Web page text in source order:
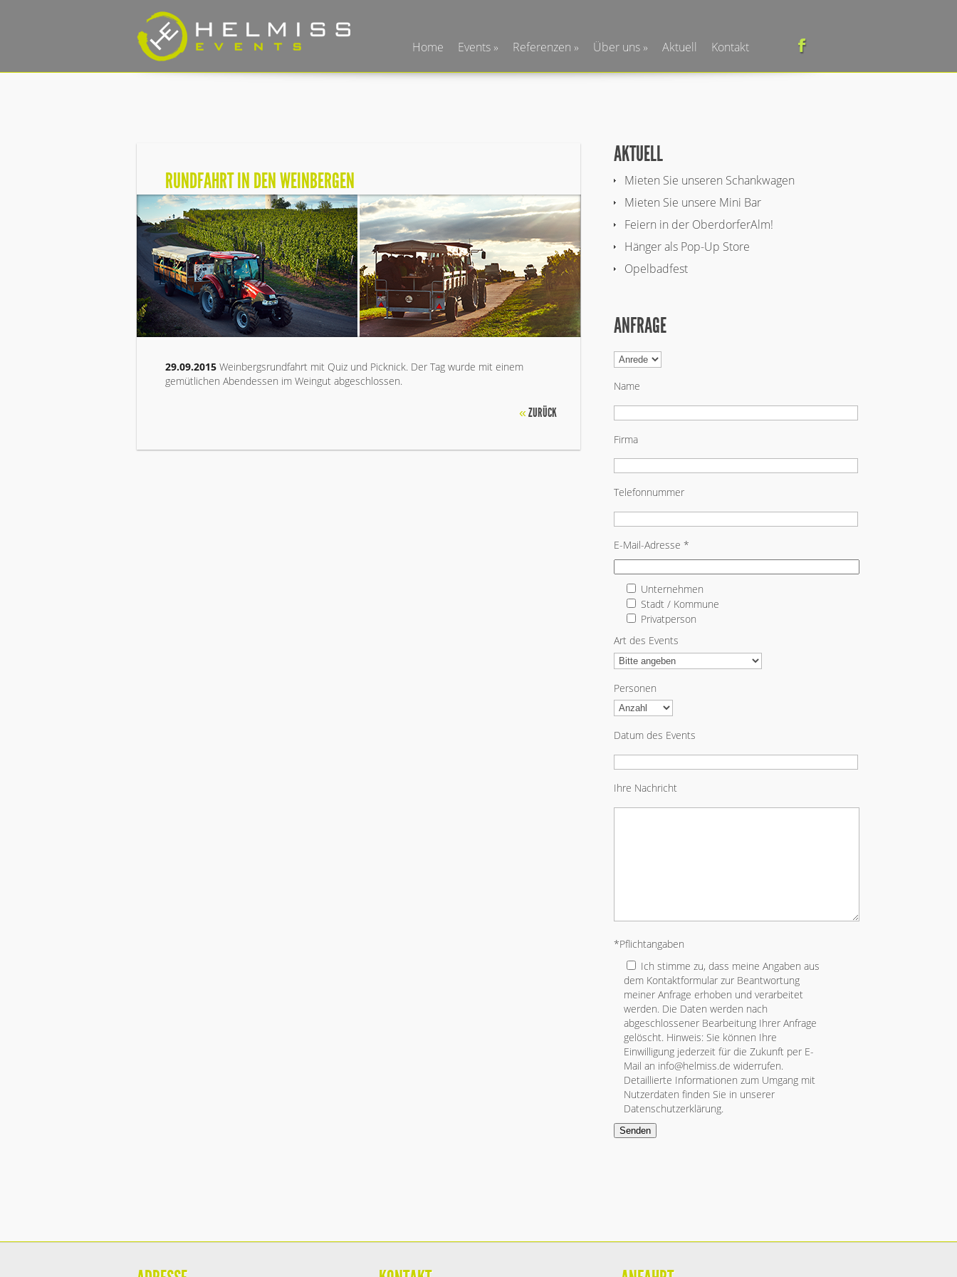
Home Events Referenzen Über uns Aktuell Kontakt
RUNDFAHRT IN DEN WEINBERGEN
29.09.2015 Weinbergsrundfahrt mit Quiz und Picknick. Der Tag wurde mit einem
gemütlichen Abendessen im Weingut abgeschlossen.
«ZURÜCK
AKTUELL
Mieten Sie unseren Schankwagen
Mieten Sie unsere Mini Bar
Feiern in der OberdorferAlm!
Hänger als Pop-Up Store
Opelbadfest
ANFRAGE
Name
Firma
Telefonnummer
E-Mail-Adresse *
Unternehmen
Stadt / Kommune
Privatperson
Art des Events
Personen
Datum des Events
Ihre Nachricht
*Pflichtangaben
Ich stimme zu, dass meine Angaben aus
dem Kontaktformular zur Beantwortung
meiner Anfrage erhoben und verarbeitet
werden. Die Daten werden nach
abgeschlossener Bearbeitung Ihrer Anfrage
gelöscht. Hinweis: Sie können Ihre
Einwilligung jederzeit für die Zukunft per E-
Mail an info@helmiss.de widerrufen.
Detaillierte Informationen zum Umgang mit
Nutzerdaten finden Sie in unserer
Datenschutzerklärung.